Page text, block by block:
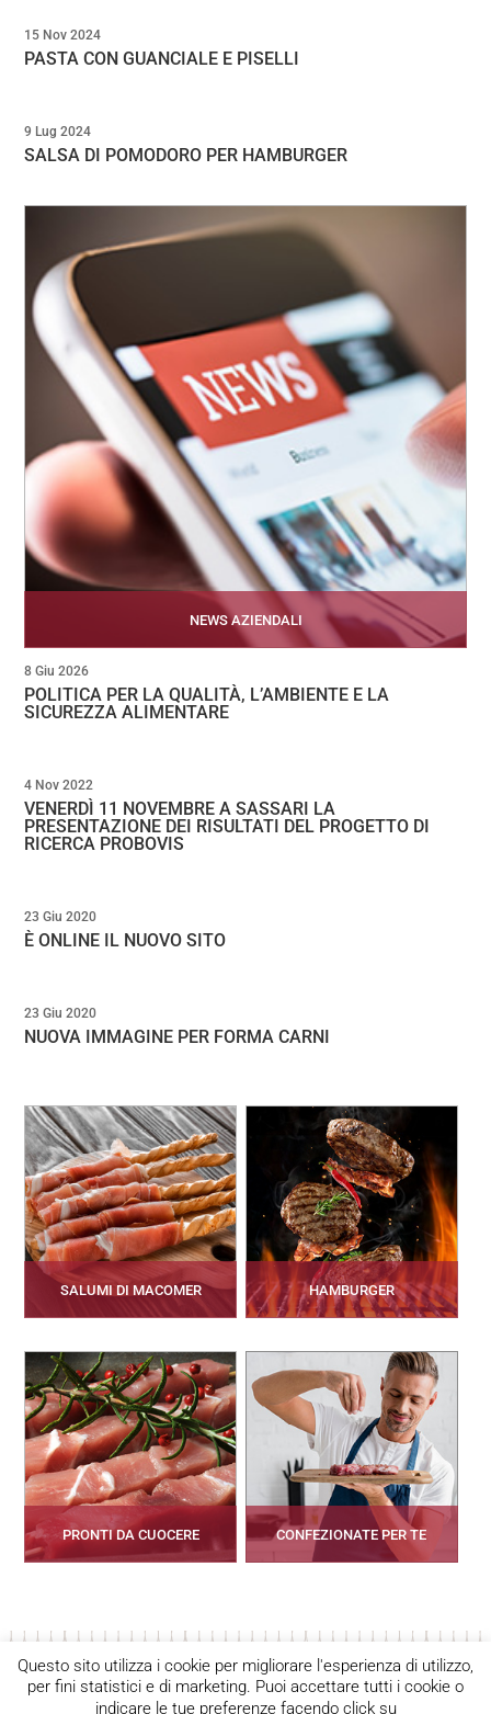
PASTA CON GUANCIALE E PISELLI
15 Nov 2024
SALSA DI POMODORO PER HAMBURGER
9 Lug 2024
NEWS AZIENDALI
POLITICA PER LA QUALITÀ, L’AMBIENTE E LA
SICUREZZA ALIMENTARE
8 Giu 2026
VENERDÌ 11 NOVEMBRE A SASSARI LA
PRESENTAZIONE DEI RISULTATI DEL PROGETTO DI
RICERCA PROBOVIS
4 Nov 2022
È ONLINE IL NUOVO SITO
23 Giu 2020
NUOVA IMMAGINE PER FORMA CARNI
23 Giu 2020
SALUMI DI MACOMER HAMBURGER
PRONTI DA CUOCERE CONFEZIONATE PER TE
Contatti Privacy Policy Seguici
Questo sito utilizza i cookie per migliorare l'esperienza di utilizzo,
per fini statistici e di marketing. Puoi accettare tutti i cookie o
indicare le tue preferenze facendo click su